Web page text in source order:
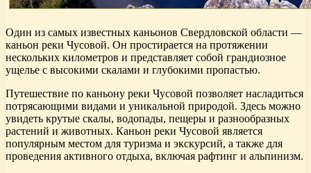
Один из самых известных каньонов Свердловской области —
каньон реки Чусовой. Он простирается на протяжении
нескольких километров и представляет собой грандиозное
ущелье с высокими скалами и глубокими пропастью.
Путешествие по каньону реки Чусовой позволяет насладиться
потрясающими видами и уникальной природой. Здесь можно
увидеть крутые скалы, водопады, пещеры и разнообразных
растений и животных. Каньон реки Чусовой является
популярным местом для туризма и экскурсий, а также для
проведения активного отдыха, включая рафтинг и альпинизм.